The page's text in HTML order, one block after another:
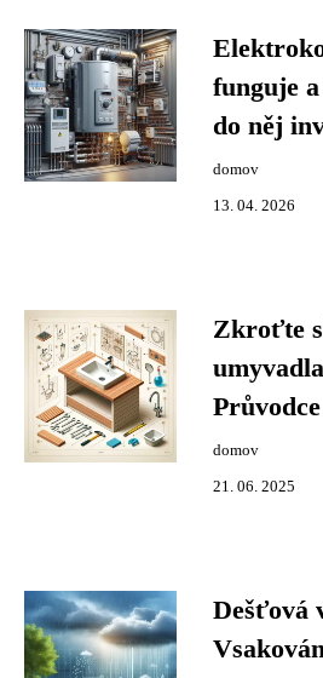
funguje
do něj
domov
13. 04. 2026
Zkroťte
domov
21. 06. 2025
Dešťová